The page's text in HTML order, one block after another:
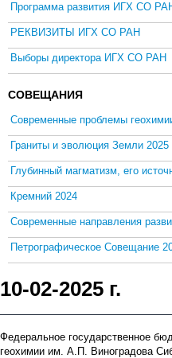
Программа развития ИГХ СО
РЕКВИЗИТЫ ИГХ СО РАН
Выборы директора ИГХ СО РАН
СОВЕЩАНИЯ
Современные проблемы
Граниты и эволюция Земли 2025
Глубинный магматизм, его
Кремний 2024
Современные направления
Петрографическое Совещание
10-02-2025 г.
Федеральное государственное
геохимии им. А.П. Виноградова